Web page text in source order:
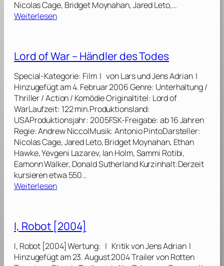
:
B
t
l
e
L
o
s
A
n
g
e
l
e
s
0
1
1
]
Nicolas Cage, Bridget Moynahan, Jared Leto,…
Weiterlesen:
d
f
W
a
r
–
H
ä
n
d
l
e
e
s
T
o
Lord of War – Händler des Todes
Special-Kategorie: Film | von Lars und Jens Adrian |
Hinzugefügt am 4. Februar 2006 Genre: Unterhaltung /
Thriller / Action / Komödie Originaltitel: Lord of
WarLaufzeit: 122 min.Produktionsland:
USAProduktionsjahr: 2005FSK-Freigabe: ab 16 Jahren
Regie: Andrew NiccolMusik: Antonio PintoDarsteller:
Nicolas Cage, Jared Leto, Bridget Moynahan, Ethan
Hawke, Yevgeni Lazarev, Ian Holm, Sammi Rotibi,
Eamonn Walker, Donald Sutherland Kurzinhalt:Derzeit
kursieren etwa 550…
Weiterlesen:
r
d
o
f
W
I, Robot [2004]
I, Robot [2004] Wertung: | Kritik von Jens Adrian |
Hinzugefügt am 23. August 2004 Trailer von Rotten